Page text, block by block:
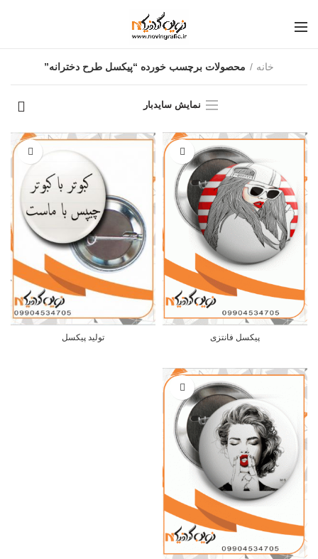
خانه محصولات برچسب خورده “پیکسل طرح دخترانه”
نمایش سایدبار
پیکسل فانتزی تولید پیکسل